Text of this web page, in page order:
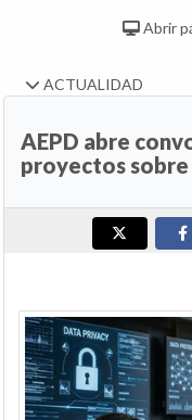
Abrir
ACTUALIDAD
AEPD abre
proyectos